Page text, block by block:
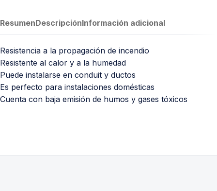
ResumenDescripciónInformación adicional
Resistencia a la propagación de incendio
Resistente al calor y a la humedad
Puede instalarse en conduit y ductos
Es perfecto para instalaciones domésticas
Cuenta con baja emisión de humos y gases tóxicos